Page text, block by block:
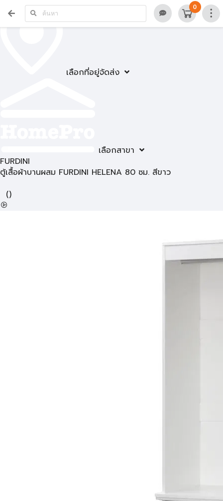
เลือกที่อยู่จัดส่ง
เลือกสาขา
0
FURDINI
ตู้เสื้อผ้าบานผสม FURDINI HELENA 80 ซม. สีขาว
()